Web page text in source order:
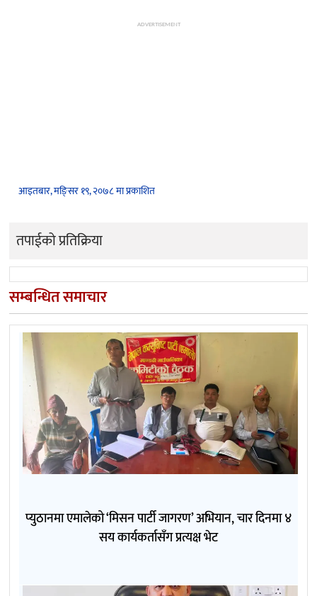
ADVERTISEMENT
आइतबार, मङि्सर १९, २०७८ मा प्रकाशित
तपाईको प्रतिक्रिया
सम्बन्धित समाचार
प्युठानमा एमालेको ‘मिसन पार्टी जागरण’ अभियान, चार दिनमा ४
सय कार्यकर्तासँग प्रत्यक्ष भेट